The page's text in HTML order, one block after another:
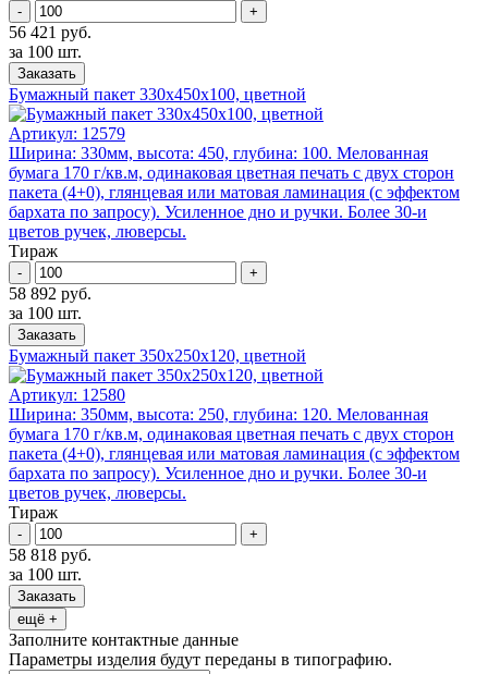
- +
56 421 руб.
за 100 шт.
Заказать
Бумажный пакет 330x450x100, цветной
Артикул: 12579
Ширина: 330мм, высота: 450, глубина: 100. Мелованная
бумага 170 г/кв.м, одинаковая цветная печать с двух сторон
пакета (4+0), глянцевая или матовая ламинация (с эффектом
бархата по запросу). Усиленное дно и ручки. Более 30-и
цветов ручек, люверсы.
Тираж
- +
58 892 руб.
за 100 шт.
Заказать
Бумажный пакет 350x250x120, цветной
Артикул: 12580
Ширина: 350мм, высота: 250, глубина: 120. Мелованная
бумага 170 г/кв.м, одинаковая цветная печать с двух сторон
пакета (4+0), глянцевая или матовая ламинация (с эффектом
бархата по запросу). Усиленное дно и ручки. Более 30-и
цветов ручек, люверсы.
Тираж
- +
58 818 руб.
за 100 шт.
Заказать
ещё +
Заполните контактные данные
Параметры изделия будут переданы в типографию.